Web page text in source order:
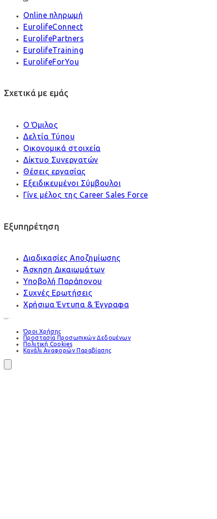
Online πληρωμή
EurolifeConnect
EurolifePartners
EurolifeTraining
EurolifeForYou
Σχετικά με εμάς
Ο Όμιλος
Δελτία Τύπου
Οικονομικά στοιχεία
Δίκτυο Συνεργατών
Θέσεις εργασίας
Εξειδικευμένοι Σύμβουλοι
Γίνε μέλος της Career Sales Force
Εξυπηρέτηση
Διαδικασίες Αποζημίωσης
Άσκηση Δικαιωμάτων
Υποβολή Παράπονου
Συχνές Ερωτήσεις
Χρήσιμα Έντυπα & Έγγραφα
Όροι Χρήσης
Προστασία Προσωπικών Δεδομένων
Πολιτική Cookies
Κανάλι Αναφορών Παραβίασης